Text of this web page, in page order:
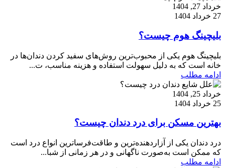
خرداد 27, 1404
27 خرداد 1404
بلیچینگ هوم چیست؟
بلیچینگ هوم یکی از محبوب‌ترین روش‌های سفید کردن دندان‌ها در
خانه است که به دلیل سهولت استفاده و هزینه مناسب، ت...
ادامه مطلب
خرداد 25, 1404
25 خرداد 1404
بهترین مسکن برای درد دندان چیست؟
درد دندان یکی از آزاردهنده‌ترین و طاقت‌فرساترین انواع درد است
که ممکن است به‌صورت ناگهانی و در هر زمانی از شبا...
ادامه مطلب